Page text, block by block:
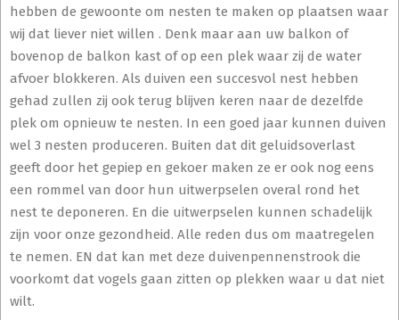
hebben de gewoonte om nesten te maken op plaatsen waar
wij dat liever niet willen . Denk maar aan uw balkon of
bovenop de balkon kast of op een plek waar zij de water
afvoer blokkeren. Als duiven een succesvol nest hebben
gehad zullen zij ook terug blijven keren naar de dezelfde
plek om opnieuw te nesten. In een goed jaar kunnen duiven
wel 3 nesten produceren. Buiten dat dit geluidsoverlast
geeft door het gepiep en gekoer maken ze er ook nog eens
een rommel van door hun uitwerpselen overal rond het
nest te deponeren. En die uitwerpselen kunnen schadelijk
zijn voor onze gezondheid. Alle reden dus om maatregelen
te nemen. EN dat kan met deze duivenpennenstrook die
voorkomt dat vogels gaan zitten op plekken waar u dat niet
wilt.